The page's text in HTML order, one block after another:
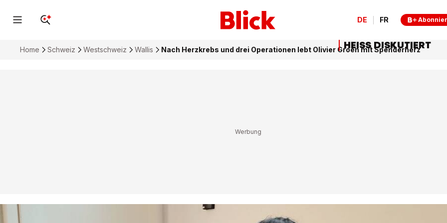
DE FR
Home Schweiz Westschweiz Wallis Nach Herzkrebs und drei Operationen lebt Olivier Groen mit Spenderherz
HEISS DISKUTIERT